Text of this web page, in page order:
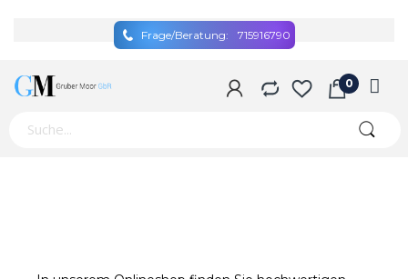
Frage/Beratung: 715916790